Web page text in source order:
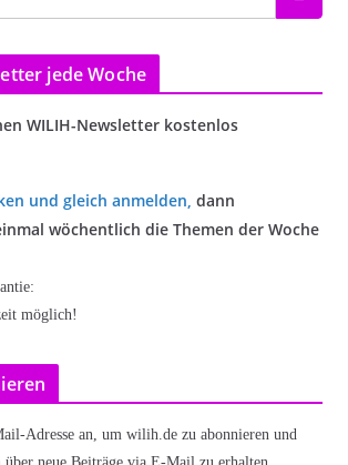
jede Woche
WILIH-Newsletter kostenlos
und gleich anmelden, dann
wöchentlich die Themen der Woche
möglich!
Adresse an, um wilih.de zu abonnieren und